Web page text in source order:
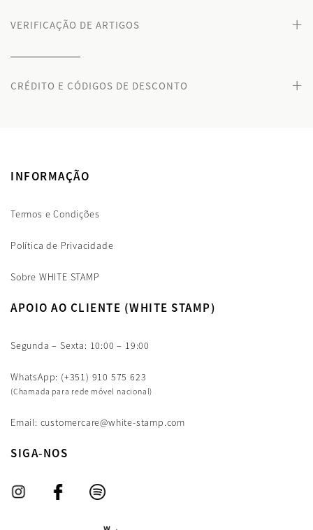
VERIFICAÇÃO DE ARTIGOS +
CRÉDITO E CÓDIGOS DE DESCONTO +
INFORMAÇÃO
Termos e Condições
Política de Privacidade
Sobre WHITE STAMP
APOIO AO CLIENTE (WHITE STAMP)
Segunda – Sexta: 10:00 – 19:00
WhatsApp: (+351) 910 575 623
(Chamada para rede móvel nacional)
Email: customercare@white-stamp.com
SIGA-NOS